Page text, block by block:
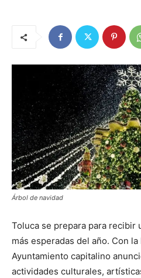
Árbol de navidad
Toluca se prepara para recibir
más esperadas del año. Con
Ayuntamiento capitalino
actividades culturales,